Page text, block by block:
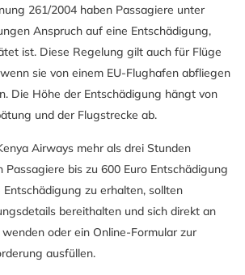
261/2004 haben Passagiere unter
Anspruch auf eine Entschädigung,
ist. Diese Regelung gilt auch für Flüge
sie von einem EU-Flughafen abfliegen
Die Höhe der Entschädigung hängt von
und der Flugstrecke ab.
Airways mehr als drei Stunden
Passagiere bis zu 600 Euro Entschädigung
zu erhalten, sollten
bereithalten und sich direkt an
oder ein Online-Formular zur
ausfüllen.